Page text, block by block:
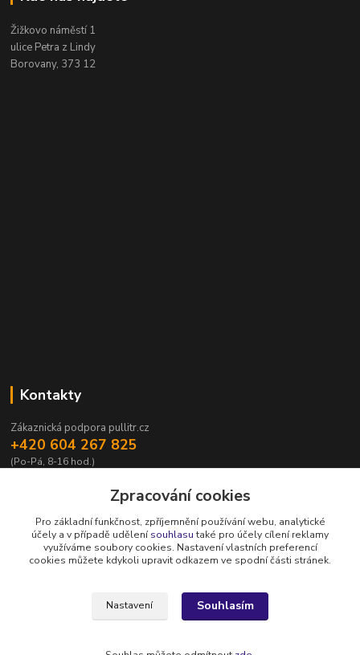
Žižkovo náměstí 1
ulice Petra z Lindy
Borovany, 373 12
Kontakty
Zákaznická podpora pullitr.cz
+420 604 267 825
(Po-Pá, 8-16 hod.)
Upravit sběr cookies.
Copyright © Půllitr.cz | Optimalizace a marketing -
Zpracování cookies
Pro základní funkčnost, zpříjemnění používání webu, analytické
účely a v případě udělenísouhlasutaké pro účely cílení reklamy
využíváme soubory cookies. Nastavení vlastních preferencí
cookies můžete kdykoli upravit odkazem ve spodní části stránek.
Nastavení Souhlasím